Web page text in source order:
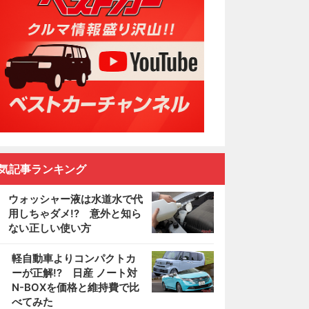
記事ランキング
ウォッシャー液は水道水で代
用しちゃダメ!? 意外と知ら
ない正しい使い方
軽自動車よりコンパクトカ
ーが正解!? 日産 ノート対
N-BOXを価格と維持費で比
べてみた